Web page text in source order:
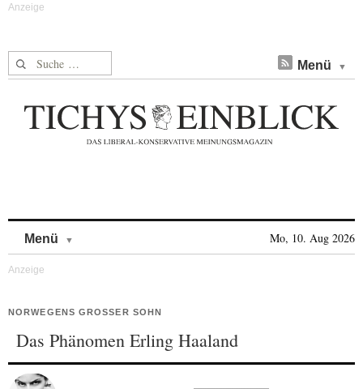
Suche nach: Menü
Menü Mo, 10. Aug 2026
NORWEGENS GROSSER SOHN
Das Phänomen Erling Haaland